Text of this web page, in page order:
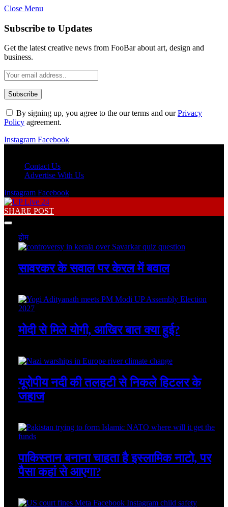
Close Menu
Subscribe to Updates
Get the latest creative news from FooBar about art, design and
business.
By signing up, you agree to the our terms and ourPrivacy
Policy agreement.
Instagram Facebook
Contact Us
Advertise With Us
Instagram Facebook
SHARE POST
होम
सावरकर के सवाल पर केरल में बवाल
मोदी से मिले योगी, आखिर बात क्या हुई?
यूरोपीय नदी की तलहटी से निकले हिटलर के
जहाज
पाकिस्तान बनाना चाहता है इस्लामिक नाटो, पर
पैसा कहां से आएगा?